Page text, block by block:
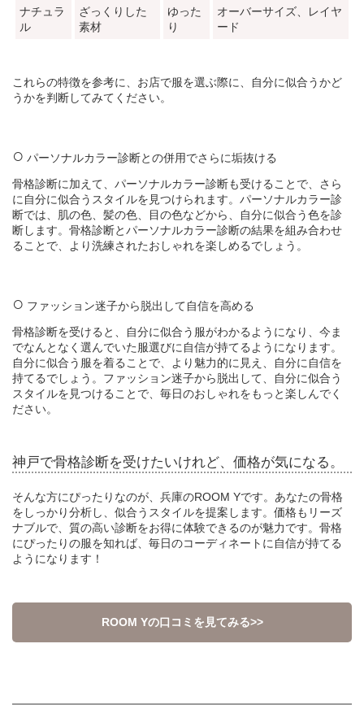
ナチュラ
ル
ざっくりした
素材
ゆった
り
オーバーサイズ、レイヤ
ード
これらの特徴を参考に、お店で服を選ぶ際に、自分に似合うかど
うかを判断してみてください。
パーソナルカラー診断との併用でさらに垢抜ける
骨格診断に加えて、パーソナルカラー診断も受けることで、さら
に自分に似合うスタイルを見つけられます。パーソナルカラー診
断では、肌の色、髪の色、目の色などから、自分に似合う色を診
断します。骨格診断とパーソナルカラー診断の結果を組み合わせ
ることで、より洗練されたおしゃれを楽しめるでしょう。
ファッション迷子から脱出して自信を高める
骨格診断を受けると、自分に似合う服がわかるようになり、今ま
でなんとなく選んでいた服選びに自信が持てるようになります。
自分に似合う服を着ることで、より魅力的に見え、自分に自信を
持てるでしょう。ファッション迷子から脱出して、自分に似合う
スタイルを見つけることで、毎日のおしゃれをもっと楽しんでく
ださい。
神戸で骨格診断を受けたいけれど、価格が気になる。
そんな方にぴったりなのが、兵庫のROOM Yです。あなたの骨格
をしっかり分析し、似合うスタイルを提案します。価格もリーズ
ナブルで、質の高い診断をお得に体験できるのが魅力です。骨格
にぴったりの服を知れば、毎日のコーディネートに自信が持てる
ようになります！
ROOM Yの口コミを見てみる>>